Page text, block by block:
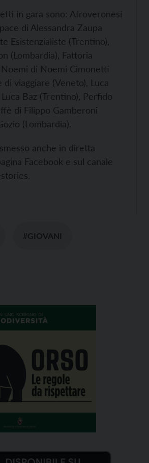
in gara sono: Afroveronesi
di Alessandra Zaupa
Esistenzialiste (Trentino),
(Lombardia), Fattoria
di Noemi Cimonetti
viaggiare (Veneto), Luca
Baz (Trentino), Perfido
di Filippo Gamberoni
(Lombardia).
anche in diretta
Facebook e sul canale
#GIOVANI